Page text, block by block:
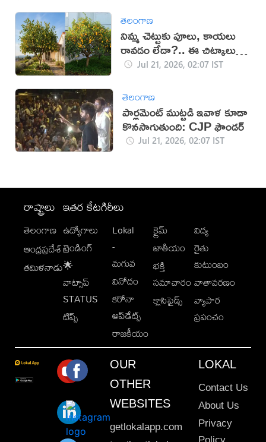
తెలంగాణ
నిమ్మ చెట్టుకు పూలు, కాయలు
రావడం లేదా?.. ఈ చిట్కాలు ట్రై
చేయండి!
Jul 21, 2026, 02:07 IST
తెలంగాణ
పార్లమెంట్ ముట్టడి ఇవాళ కూడా
కొనసాగుతుంది: CJP ఫౌండర్
Jul 21, 2026, 02:07 IST
రాష్ట్రాలు
తెలంగాణ
ఆంధ్రప్రదేశ్
తమిళనాడు
ఇతర కేటగిరీలు
ఉద్యోగాలు
ట్రెండింగ్
🌟
వాట్సాప్
STATUS
టిప్స్
Lokal
-
మగువ
వినోదం
కరోనా
అప్‌డేట్స్
రాజకీయం
క్రైమ్
జాతీయం
భక్తి
సమాచారం
క్లాసిఫైడ్స్
విద్య
రైతు
కుటుంబం
వాతావరణం
వ్యాపార
ప్రపంచం
OUR
OTHER
WEBSITES
getlokalapp.com
LOKAL
Contact Us
About Us
Privacy
Policy